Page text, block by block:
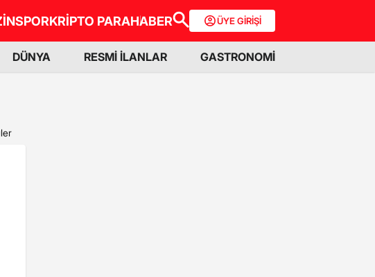
SPORKRİPTO PARAHABER ÜYE GİRİŞİ
DÜNYA RESMİ İLANLAR GASTRONOMİ